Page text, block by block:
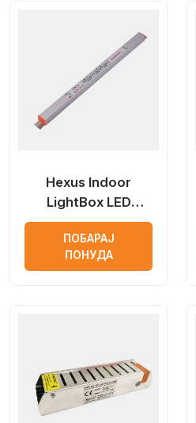
Hexus Indoor
LightBox LED
напојување
ПОБАРАЈ
ПОНУДА